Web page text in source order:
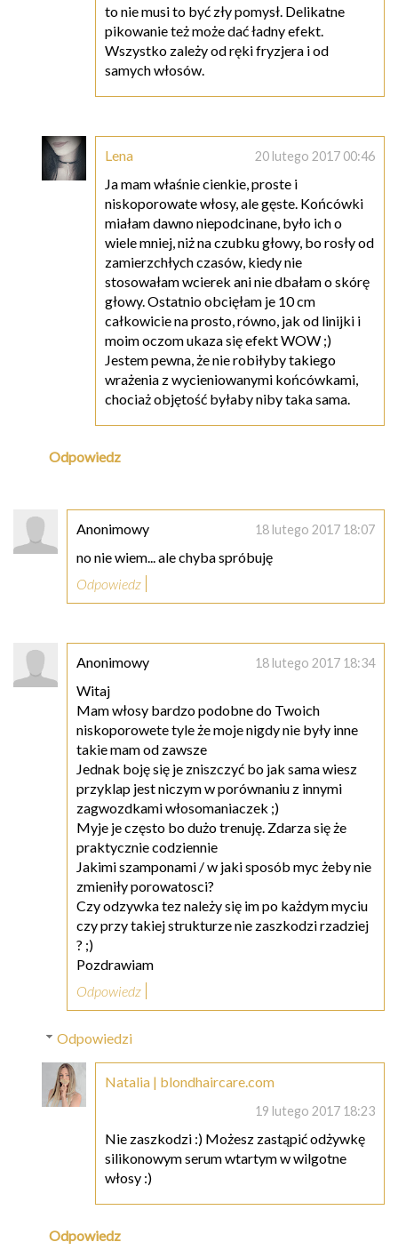
to nie musi to być zły pomysł. Delikatne
pikowanie też może dać ładny efekt.
Wszystko zależy od ręki fryzjera i od
samych włosów.
Lena 20 lutego 2017 00:46
Ja mam właśnie cienkie, proste i
niskoporowate włosy, ale gęste. Końcówki
miałam dawno niepodcinane, było ich o
wiele mniej, niż na czubku głowy, bo rosły od
zamierzchłych czasów, kiedy nie
stosowałam wcierek ani nie dbałam o skórę
głowy. Ostatnio obcięłam je 10 cm
całkowicie na prosto, równo, jak od linijki i
moim oczom ukaza się efekt WOW ;)
Jestem pewna, że nie robiłyby takiego
wrażenia z wycieniowanymi końcówkami,
chociaż objętość byłaby niby taka sama.
Odpowiedz
Anonimowy 18 lutego 2017 18:07
no nie wiem... ale chyba spróbuję
Odpowiedz
Anonimowy 18 lutego 2017 18:34
Witaj
Mam włosy bardzo podobne do Twoich
niskoporowete tyle że moje nigdy nie były inne
takie mam od zawsze
Jednak boję się je zniszczyć bo jak sama wiesz
przyklap jest niczym w porównaniu z innymi
zagwozdkami włosomaniaczek ;)
Myje je często bo dużo trenuję. Zdarza się że
praktycznie codziennie
Jakimi szamponami / w jaki sposób myc żeby nie
zmieniły porowatosci?
Czy odzywka tez należy się im po każdym myciu
czy przy takiej strukturze nie zaszkodzi rzadziej
? ;)
Pozdrawiam
Odpowiedz
Odpowiedzi
Natalia | blondhaircare.com
19 lutego 2017 18:23
Nie zaszkodzi :) Możesz zastąpić odżywkę
silikonowym serum wtartym w wilgotne
włosy :)
Odpowiedz